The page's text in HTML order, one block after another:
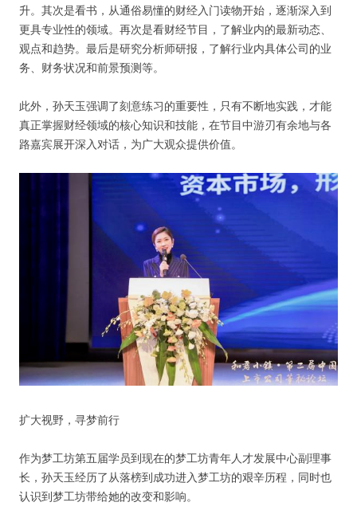
用户名或Email
忘记密码?
记住我的登录状态
没帐号？注册一个
升。其次是看书，从通俗易懂的财经入门读物开始，逐渐深入到
更具专业性的领域。再次是看财经节目，了解业内的最新动态、
观点和趋势。最后是研究分析师研报，了解行业内具体公司的业
务、财务状况和前景预测等。
此外，孙天玉强调了刻意练习的重要性，只有不断地实践，才能
真正掌握财经领域的核心知识和技能，在节目中游刃有余地与各
路嘉宾展开深入对话，为广大观众提供价值。
扩大视野，寻梦前行
作为梦工坊第五届学员到现在的梦工坊青年人才发展中心副理事
长，孙天玉经历了从落榜到成功进入梦工坊的艰辛历程，同时也
认识到梦工坊带给她的改变和影响。